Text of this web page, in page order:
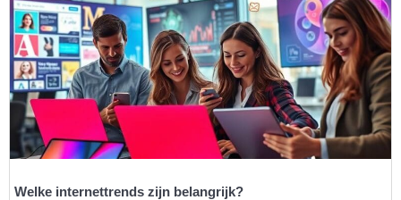
Welke internettrends zijn belangrijk?